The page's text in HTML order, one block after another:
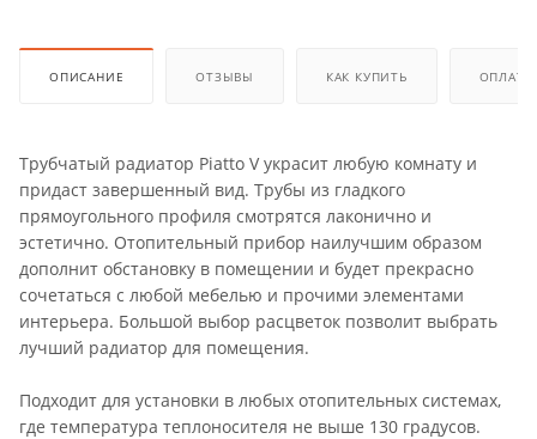
ОПИСАНИЕ ОТЗЫВЫ КАК КУПИТЬ ОПЛАТА
Трубчатый радиатор Piatto V украсит любую комнату и
придаст завершенный вид. Трубы из гладкого
прямоугольного профиля смотрятся лаконично и
эстетично. Отопительный прибор наилучшим образом
дополнит обстановку в помещении и будет прекрасно
сочетаться с любой мебелью и прочими элементами
интерьера. Большой выбор расцветок позволит выбрать
лучший радиатор для помещения.
Подходит для установки в любых отопительных системах,
где температура теплоносителя не выше 130 градусов.